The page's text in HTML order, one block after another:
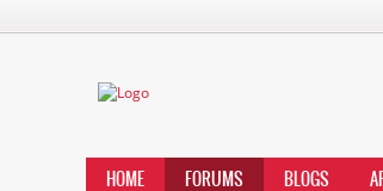
HOME FORUMS BLOGS